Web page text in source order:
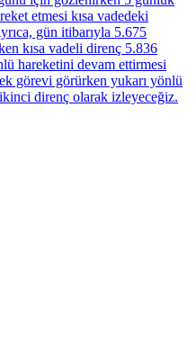
etmesi kısa vadedeki
gün itibarıyla 5.675
kısa vadeli direnç 5.836
hareketini devam ettirmesi
görevi görürken yukarı yönlü
direnç olarak izleyeceğiz.